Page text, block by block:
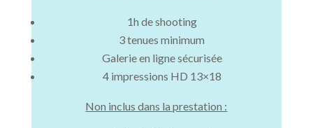
1h de shooting
3 tenues minimum
Galerie en ligne sécurisée
4 impressions HD 13×18
Non inclus dans la prestation :